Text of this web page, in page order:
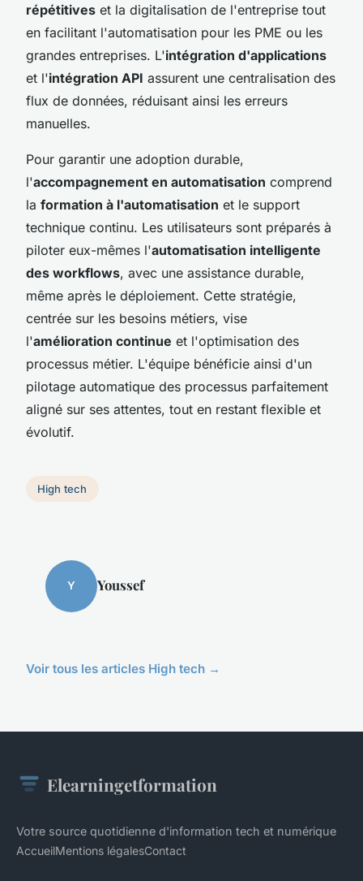
répétitives et la digitalisation de l'entreprise tout
en facilitant l'automatisation pour les PME ou les
grandes entreprises. L'intégration d'applications
et l'intégration API assurent une centralisation des
flux de données, réduisant ainsi les erreurs
manuelles.
Pour garantir une adoption durable,
l'accompagnement en automatisation comprend
la formation à l'automatisation et le support
technique continu. Les utilisateurs sont préparés à
piloter eux-mêmes l'automatisation intelligente
des workflows, avec une assistance durable,
même après le déploiement. Cette stratégie,
centrée sur les besoins métiers, vise
l'amélioration continue et l'optimisation des
processus métier. L'équipe bénéficie ainsi d'un
pilotage automatique des processus parfaitement
aligné sur ses attentes, tout en restant flexible et
évolutif.
High tech
Y Youssef
Voir tous les articles High tech →
Elearningetformation
Votre source quotidienne d'information tech et numérique
AccueilMentions légalesContact